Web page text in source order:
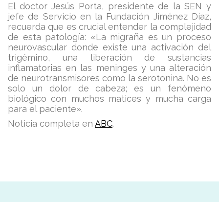
El doctor Jesús Porta, presidente de la SEN y
jefe de Servicio en la Fundación Jiménez Díaz,
recuerda que es crucial entender la complejidad
de esta patología: «La migraña es un proceso
neurovascular donde existe una activación del
trigémino, una liberación de sustancias
inflamatorias en las meninges y una alteración
de neurotransmisores como la serotonina. No es
solo un dolor de cabeza; es un fenómeno
biológico con muchos matices y mucha carga
para el paciente».
Noticia completa en ABC.